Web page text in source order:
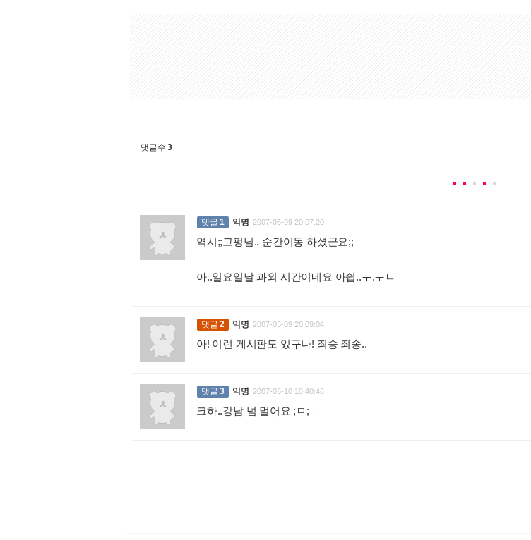
댓글수3
댓글1 익명 2007-05-09 20:07:20
역시;;고펑님.. 순간이동 하셨군요;;
아..일요일날 과외 시간이네요 아쉽..ㅜ.ㅜㄴ
댓글2 익명 2007-05-09 20:09:04
아! 이런 게시판도 있구나! 죄송 죄송..
댓글3 익명 2007-05-10 10:40:46
크하..강남 넘 멀어요 ;ㅁ;